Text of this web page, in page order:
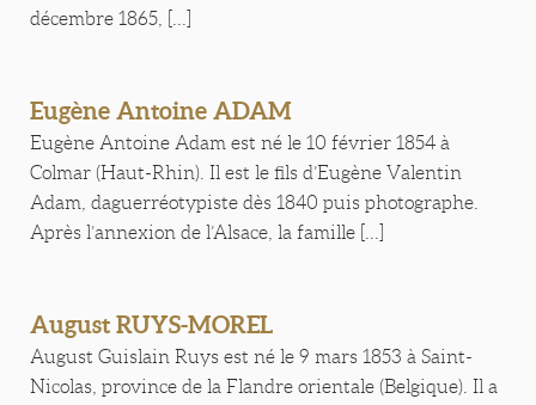
décembre 1865, [...]
Eugène Antoine ADAM
Eugène Antoine Adam est né le 10 février 1854 à
Colmar (Haut-Rhin). Il est le fils d’Eugène Valentin
Adam, daguerréotypiste dès 1840 puis photographe.
Après l’annexion de l’Alsace, la famille [...]
August RUYS-MOREL
August Guislain Ruys est né le 9 mars 1853 à Saint-
Nicolas, province de la Flandre orientale (Belgique). Il a